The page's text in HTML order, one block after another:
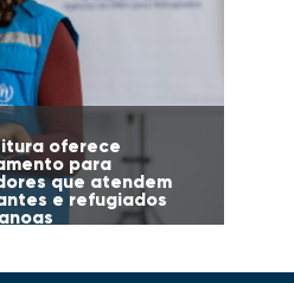
oferece
para
que atendem
e refugiados